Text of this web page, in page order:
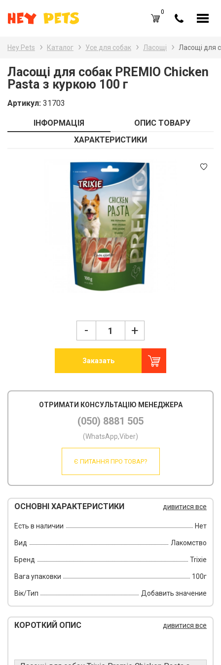
RU
UA
Каталог товарів
Вхід / Реєстрація
Обране (
Акції
Оплата і доставка
0
Hey Pets Каталог Усе для собак Ласощі Ласощі для
Ласощі для собак PREMIO Chicken
Pasta з куркою 100 г
Артикул: 31703
ІНФОРМАЦІЯ
ОПИС ТОВАРУ
ХАРАКТЕРИСТИКИ
- +
Заказать
ОТРИМАТИ КОНСУЛЬТАЦІЮ МЕНЕДЖЕРА
(050) 8881 505
(WhatsApp,Viber)
Є ПИТАННЯ ПРО ТОВАР?
ОСНОВНІ ХАРАКТЕРИСТИКИ дивитися все
Есть в наличии Нет
Вид Лакомство
Бренд Trixie
Вага упаковки 100г
Вік/Тип Добавить значение
КОРОТКИЙ ОПИС дивитися все